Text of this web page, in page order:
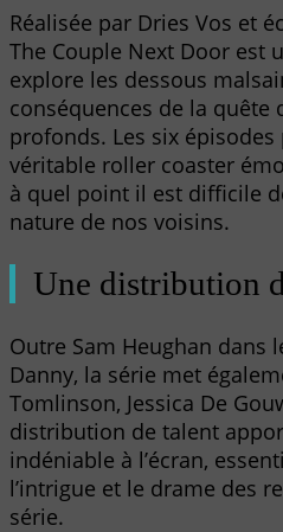
Réalisée par Dries Vos et
The Couple Next Door est
explore les dessous
conséquences de la quête
profonds. Les six
véritable roller coaster
à quel point il est difficile
nature de nos voisins.
Une distribution
Outre Sam Heughan dans
Danny, la série met
Tomlinson, Jessica De
distribution de talent
indéniable à l’écran,
l’intrigue et le drame des
série.